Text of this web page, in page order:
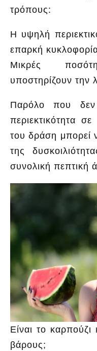
τρόπους:
Η υψηλή
επαρκή
Μικρές
υποστηρίζουν την
Παρόλο που
περιεκτικότητα
του δράση μπορεί
της
συνολική πεπτική
Είναι το καρπούζι
βάρους;